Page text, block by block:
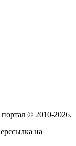
© 2010-2026.
на